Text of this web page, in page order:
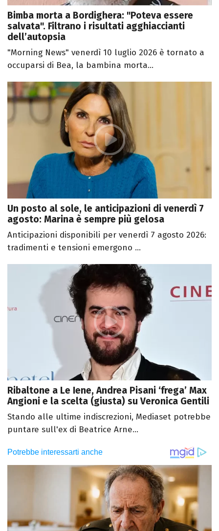
Bimba morta a Bordighera: "Poteva essere
salvata". Filtrano i risultati agghiaccianti
dell’autopsia
"Morning News" venerdì 10 luglio 2026 è tornato a
occuparsi di Bea, la bambina morta...
Un posto al sole, le anticipazioni di venerdì 7
agosto: Marina è sempre più gelosa
Anticipazioni disponibili per venerdì 7 agosto 2026:
tradimenti e tensioni emergono ...
Ribaltone a Le Iene, Andrea Pisani ‘frega’ Max
Angioni e la scelta (giusta) su Veronica Gentili
Stando alle ultime indiscrezioni, Mediaset potrebbe
puntare sull'ex di Beatrice Arne...